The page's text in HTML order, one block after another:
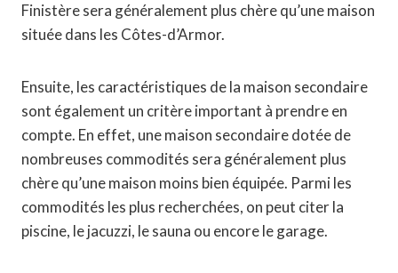
Finistère sera généralement plus chère qu’une maison
située dans les Côtes-d’Armor.
Ensuite, les caractéristiques de la maison secondaire
sont également un critère important à prendre en
compte. En effet, une maison secondaire dotée de
nombreuses commodités sera généralement plus
chère qu’une maison moins bien équipée. Parmi les
commodités les plus recherchées, on peut citer la
piscine, le jacuzzi, le sauna ou encore le garage.